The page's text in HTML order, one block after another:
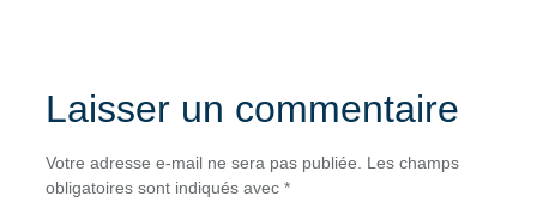
Laisser un commentaire
Votre adresse e-mail ne sera pas publiée. Les champs
obligatoires sont indiqués avec *